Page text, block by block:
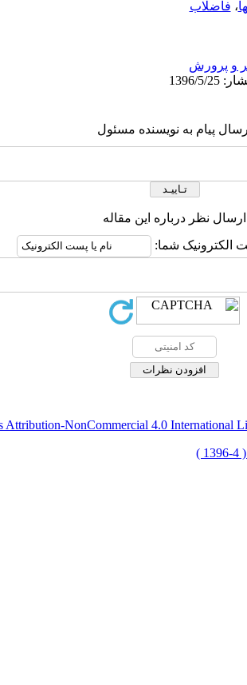
، فاضلاب
و پرورش
ارسال پیام به نویسنده مسئول
ارسال نظر درباره این مقاله
الکترونیک شما:
Attribution-NonCommercial 4.0 International